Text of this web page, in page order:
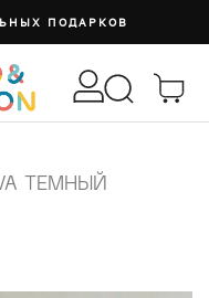
ПОДАРКОВ
ТЕМНЫЙ